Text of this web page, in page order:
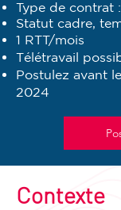
Type de contrat
Statut cadre,
1 RTT/mois
Télétravail
Postulez avant
2024
Contexte